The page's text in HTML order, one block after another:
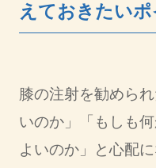
えておきたいポ
膝の注射を勧めら
いのか」「もしも
よいのか」と心配